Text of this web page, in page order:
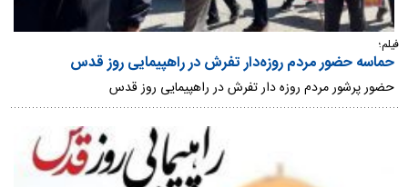
فیلم؛
حماسه حضور مردم روزه‌دار تفرش در راهپیمایی روز قدس
حضور پرشور مردم روزه دار تفرش در راهپیمایی روز قدس